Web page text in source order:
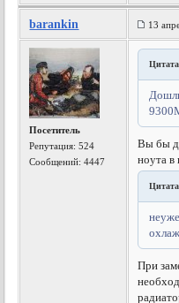
barankin 13
Посетитель
Репутация:524
Сообщений: 4447
Вы бы
ноута в
При